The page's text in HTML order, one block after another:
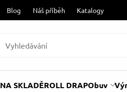
Blog Náš příběh Katalogy
NA SKLADĚROLL DRAPObuv